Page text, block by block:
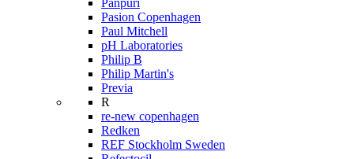
Pañpuri
Pasion Copenhagen
Paul Mitchell
pH Laboratories
Philip B
Philip Martin's
Previa
R
re-new copenhagen
Redken
REF Stockholm Sweden